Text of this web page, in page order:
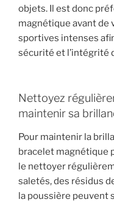
objets. Il est donc
magnétique avant de
sportives intenses
sécurité et l’intégrité
Nettoyez
maintenir sa
Pour maintenir la
bracelet magnétique
le nettoyer
saletés, des résidus
la poussière peuvent